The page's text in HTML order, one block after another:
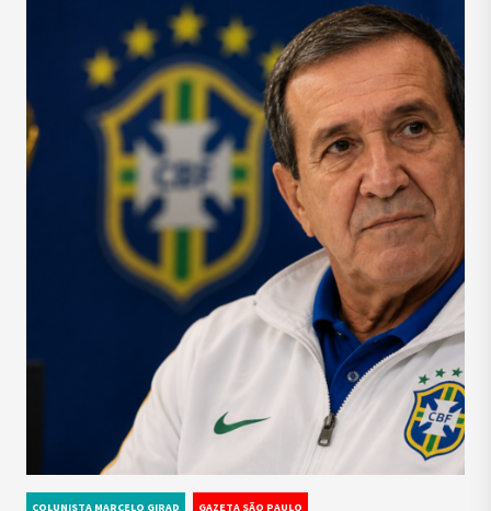
COLUNISTA MARCELO GIRAD GAZETA SÃO PAULO